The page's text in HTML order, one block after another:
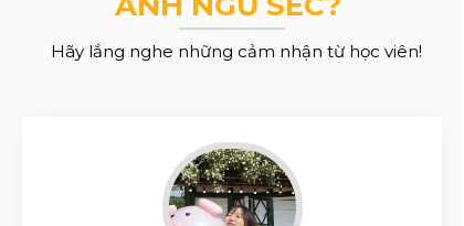
Hãy lắng nghe những cảm nhận từ học viên!